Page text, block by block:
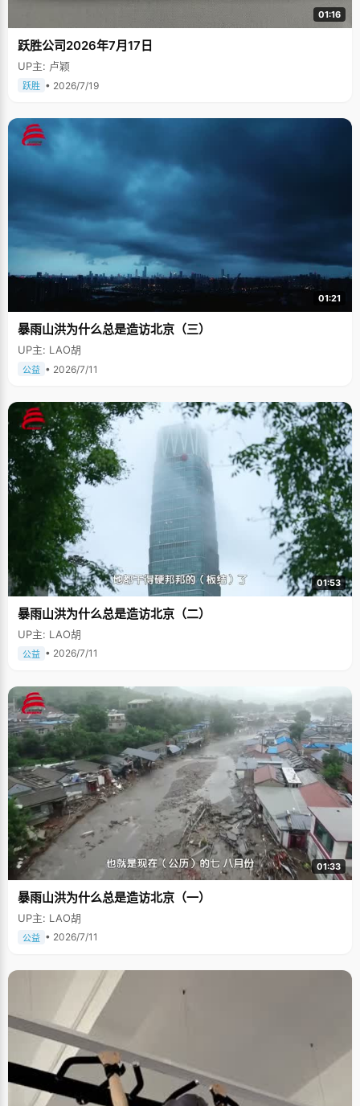
01:16
跃胜公司2026年7月17日
UP主: 卢颖
跃胜 • 2026/7/19
01:21
暴雨山洪为什么总是造访北京（三）
UP主: LAO胡
公益 • 2026/7/11
01:53
暴雨山洪为什么总是造访北京（二）
UP主: LAO胡
公益 • 2026/7/11
01:33
暴雨山洪为什么总是造访北京（一）
UP主: LAO胡
公益 • 2026/7/11